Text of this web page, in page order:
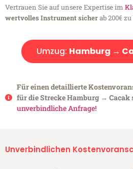
Vertrauen Sie auf unsere Expertise im
wertvolles Instrument sicherab 200€
Umzug: Hamburg →
Für einen detaillierte
für die Strecke Hamburg → Cacak
unverbindliche Anfrage!
Unverbindlichen